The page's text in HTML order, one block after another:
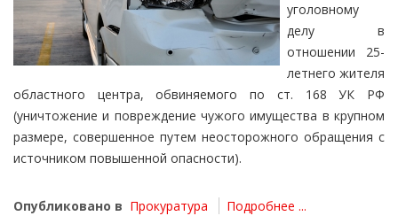
уголовному
делу в
отношении 25-
летнего жителя
областного центра, обвиняемого по ст. 168 УК РФ
(уничтожение и повреждение чужого имущества в крупном
размере, совершенное путем неосторожного обращения с
источником повышенной опасности).
Опубликовано в Прокуратура Подробнее ...